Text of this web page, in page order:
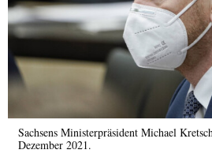
Sachsens Ministerpräsident Michael
Dezember 2021.